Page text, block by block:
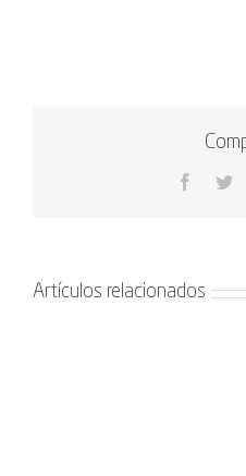
Artículos relacionados